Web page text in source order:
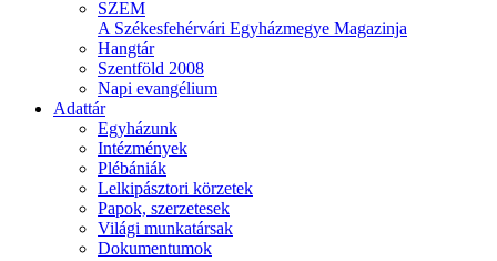
SZEM
A Székesfehérvári Egyházmegye Magazinja
Hangtár
Szentföld 2008
Napi evangélium
Adattár
Egyházunk
Intézmények
Plébániák
Lelkipásztori körzetek
Papok, szerzetesek
Világi munkatársak
Dokumentumok